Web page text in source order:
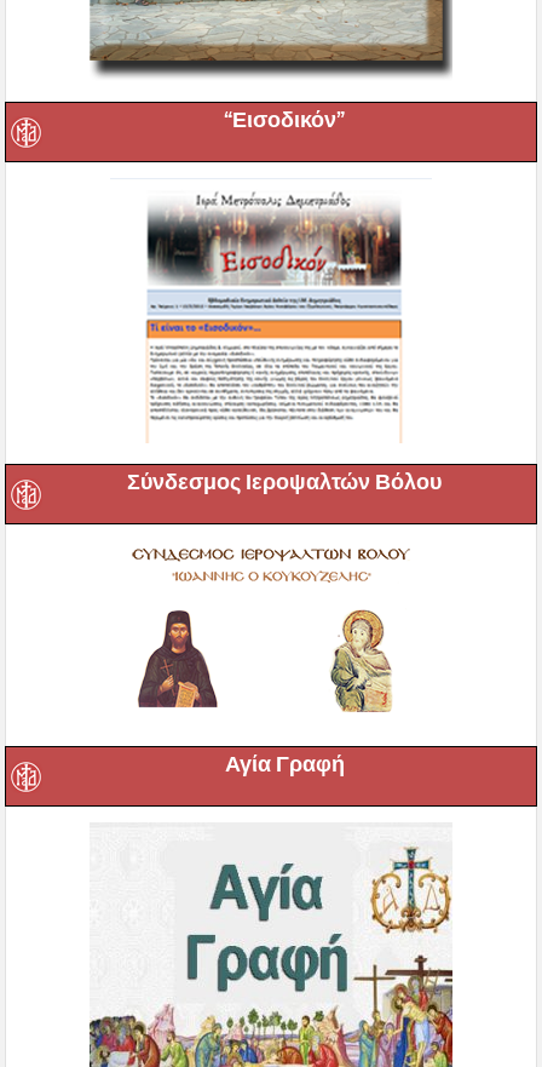
“Εισοδικόν”
Σύνδεσμος Ιεροψαλτών Βόλου
Αγία Γραφή